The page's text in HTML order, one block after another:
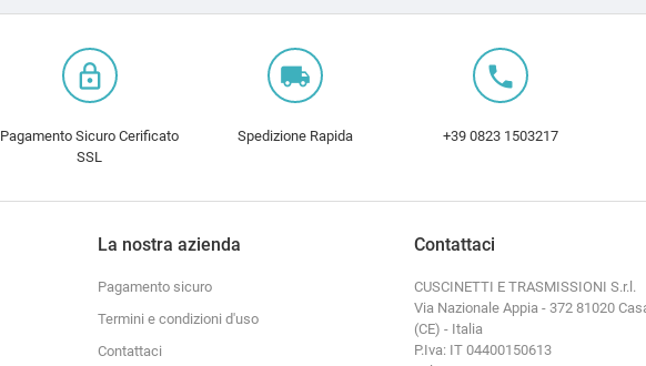
lock_outline
Pagamento Sicuro Cerificato
SSL
local_shipping
Spedizione Rapida
local_phone
+39 0823 1503217
La nostra azienda
Pagamento sicuro
Termini e condizioni d'uso
Contattaci
Contattaci
CUSCINETTI E TRASMISSIONI S.r.l.
Via Nazionale Appia - 372 81020
(CE) - Italia
P.Iva: IT 04400150613